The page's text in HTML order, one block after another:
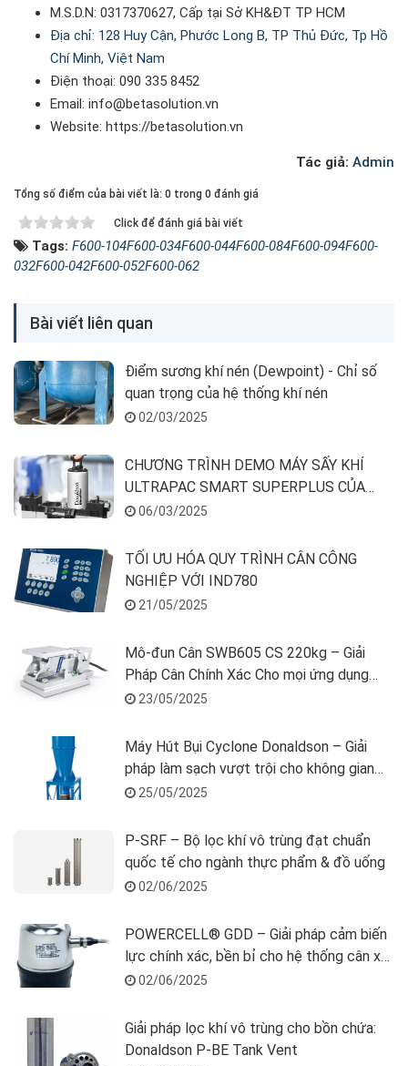
M.S.D.N: 0317370627, Cấp tại Sở KH&ĐT TP HCM
Địa chỉ: 128 Huy Cận, Phước Long B, TP Thủ Đức, Tp Hồ
Chí Minh, Việt Nam
Điện thoại: 090 335 8452
Email: info@betasolution.vn
Website: https://betasolution.vn
Tác giả: Admin
Tổng số điểm của bài viết là: 0 trong 0 đánh giá
Click để đánh giá bài viết
Tags: F600-104F600-034F600-044F600-084F600-094F600-
032F600-042F600-052F600-062
Bài viết liên quan
Điểm sương khí nén (Dewpoint) - Chỉ số
quan trọng của hệ thống khí nén
02/03/2025
CHƯƠNG TRÌNH DEMO MÁY SẤY KHÍ
ULTRAPAC SMART SUPERPLUS CỦA
DONALDSON
06/03/2025
TỐI ƯU HÓA QUY TRÌNH CÂN CÔNG
NGHIỆP VỚI IND780
21/05/2025
Mô-đun Cân SWB605 CS 220kg – Giải
Pháp Cân Chính Xác Cho mọi ứng dụng
Công Nghiệp
23/05/2025
Máy Hút Bụi Cyclone Donaldson – Giải
pháp làm sạch vượt trội cho không gian
của bạn
25/05/2025
P-SRF – Bộ lọc khí vô trùng đạt chuẩn
quốc tế cho ngành thực phẩm & đồ uống
02/06/2025
POWERCELL® GDD – Giải pháp cảm biến
lực chính xác, bền bỉ cho hệ thống cân xe
tải02/06/2025
Giải pháp lọc khí vô trùng cho bồn chứa:
Donaldson P-BE Tank Vent